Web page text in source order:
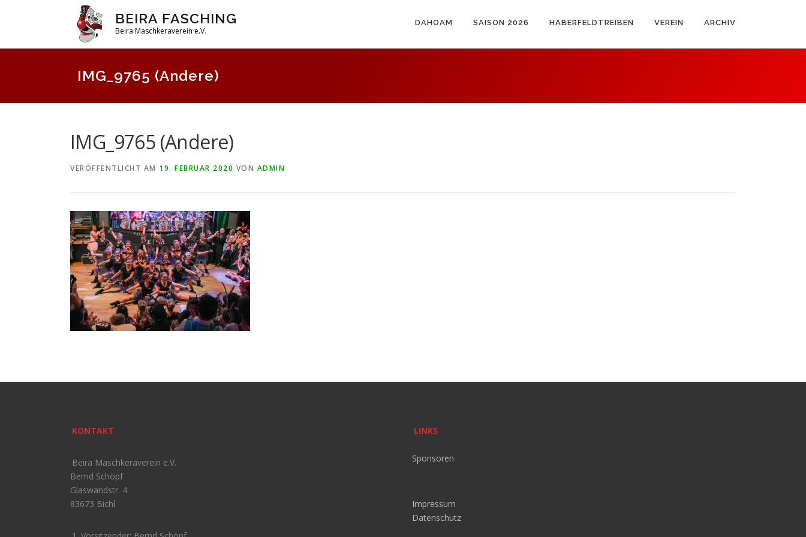
BEIRA FASCHING
Beira Maschkeraverein e.V.
DAHOAM SAISON 2026 HABERFELDTREIBEN VEREIN ARCHIV
IMG_9765 (Andere)
IMG_9765 (Andere)
VERÖFFENTLICHT AM 19. FEBRUAR 2020 VON ADMIN
KONTAKT
Beira Maschkeraverein e.V.
Bernd Schöpf
Glaswandstr. 4
83673 Bichl
LINKS
Sponsoren
Impressum
Datenschutz